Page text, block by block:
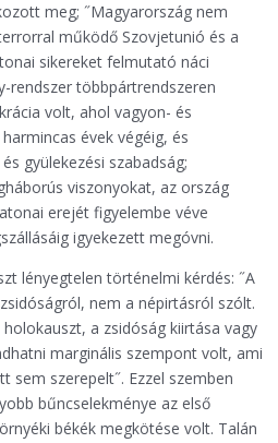
meg; ˝Magyarország nem
működő Szovjetunió és a
sikereket felmutató náci
rendszer többpártrendszeren
volt, ahol vagyon- és
évek végéig, és
gyülekezési szabadság;
viszonyokat, az ország
erejét figyelembe véve
igyekezett megóvni.
lényegtelen történelmi kérdés: ˝A
nem a népirtásról szólt.
a zsidóság kiirtása vagy
marginális szempont volt, ami
sem szerepelt˝. Ezzel szemben
bűncselekménye az első
békék megkötése volt. Talán